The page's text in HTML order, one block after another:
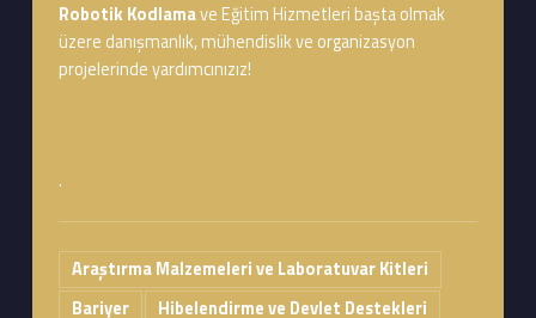
Robotik Kodlamave Eğitim Hizmetleri başta olmak
üzere danışmanlık, mühendislik ve organizasyon
projelerinde yardımcınızız!
.
Araştırma Malzemeleri ve Laboratuvar Kitleri
Bariyer
Hibelendirme ve Devlet Destekleri